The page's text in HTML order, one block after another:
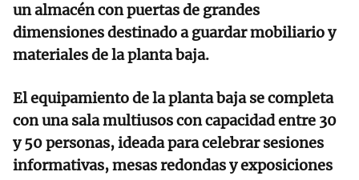
un almacén con puertas de grandes
dimensiones destinado a guardar mobiliario y
materiales de la planta baja.
El equipamiento de la planta baja se completa
con una sala multiusos con capacidad entre 30
y 50 personas, ideada para celebrar sesiones
informativas, mesas redondas y exposiciones